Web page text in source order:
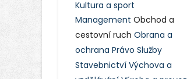
Kultura a sport
Management Obchod a
cestovní ruch Obrana a
ochrana Právo Služby
Stavebnictví Výchova a